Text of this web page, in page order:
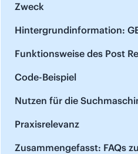
Zweck
Hintergrundinformation:
Funktionsweise des Post
Code-Beispiel
Nutzen für die
Praxisrelevanz
Zusammengefasst: FAQs